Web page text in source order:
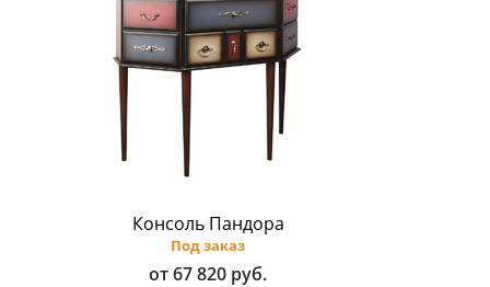
Консоль Пандора
Под заказ
от 67 820 руб.